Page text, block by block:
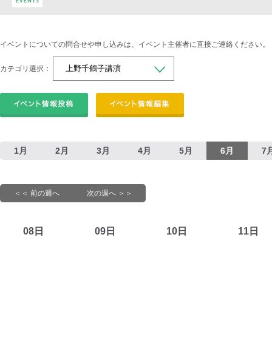
イベントについての問合せや申し込みは、イベント主催者に直接ご連絡ください。
カテゴリ選択：
1月 2月 3月 4月 5月 6月 7
＜＜ 前の週へ 次の週へ ＞＞
08日 09日 10日 11日